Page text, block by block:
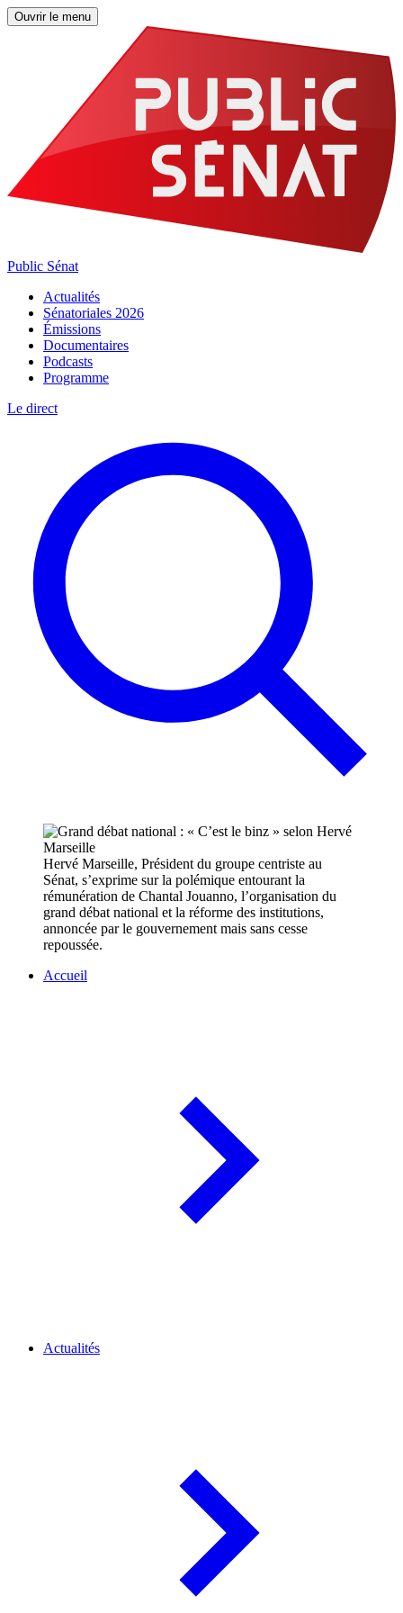
Ouvrir le menu
Public Sénat
Actualités
Sénatoriales 2026
Émissions
Documentaires
Podcasts
Programme
Le direct
Hervé Marseille, Président du groupe centriste au
Sénat, s’exprime sur la polémique entourant la
rémunération de Chantal Jouanno, l’organisation du
grand débat national et la réforme des institutions,
annoncée par le gouvernement mais sans cesse
repoussée.
Accueil
Actualités